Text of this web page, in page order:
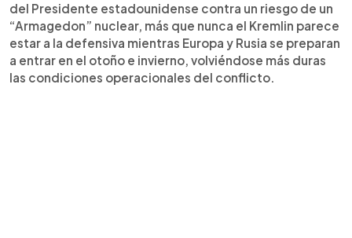
del Presidente estadounidense contra un riesgo de un
“Armagedon” nuclear, más que nunca el Kremlin parece
estar a la defensiva mientras Europa y Rusia se preparan
a entrar en el otoño e invierno, volviéndose más duras
las condiciones operacionales del conflicto.